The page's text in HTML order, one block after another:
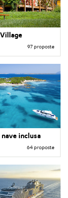
97 proposte
nave inclusa
64 proposte